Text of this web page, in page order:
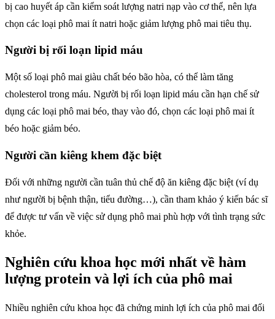
bị cao huyết áp cần kiểm soát lượng natri nạp vào cơ thể, nên lựa
chọn các loại phô mai ít natri hoặc giảm lượng phô mai tiêu thụ.
Người bị rối loạn lipid máu
Một số loại phô mai giàu chất béo bão hòa, có thể làm tăng
cholesterol trong máu. Người bị rối loạn lipid máu cần hạn chế sử
dụng các loại phô mai béo, thay vào đó, chọn các loại phô mai ít
béo hoặc giảm béo.
Người cần kiêng khem đặc biệt
Đối với những người cần tuân thủ chế độ ăn kiêng đặc biệt (ví dụ
như người bị bệnh thận, tiểu đường…), cần tham khảo ý kiến bác sĩ
để được tư vấn về việc sử dụng phô mai phù hợp với tình trạng sức
khỏe.
Nghiên cứu khoa học mới nhất về hàm
lượng protein và lợi ích của phô mai
Nhiều nghiên cứu khoa học đã chứng minh lợi ích của phô mai đối